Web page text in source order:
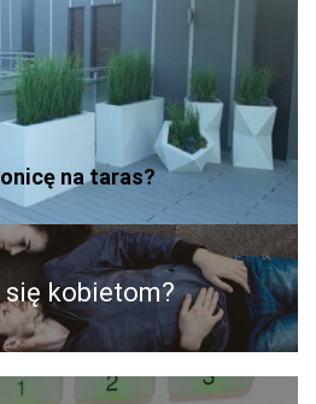
na taras?
kobietom?